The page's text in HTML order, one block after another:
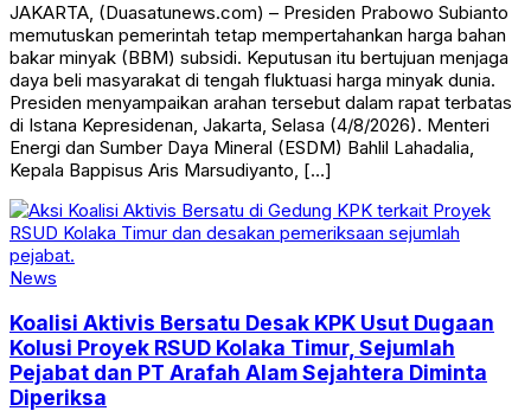
JAKARTA, (Duasatunews.com) – Presiden Prabowo Subianto
memutuskan pemerintah tetap mempertahankan harga bahan
bakar minyak (BBM) subsidi. Keputusan itu bertujuan menjaga
daya beli masyarakat di tengah fluktuasi harga minyak dunia.
Presiden menyampaikan arahan tersebut dalam rapat terbatas
di Istana Kepresidenan, Jakarta, Selasa (4/8/2026). Menteri
Energi dan Sumber Daya Mineral (ESDM) Bahlil Lahadalia,
Kepala Bappisus Aris Marsudiyanto, […]
News
Koalisi Aktivis Bersatu Desak KPK Usut Dugaan
Kolusi Proyek RSUD Kolaka Timur, Sejumlah
Pejabat dan PT Arafah Alam Sejahtera Diminta
Diperiksa